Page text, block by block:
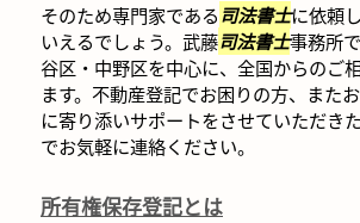
そのため専門家である司法書士に依頼
いえるでしょう。武藤司法書士事務所
谷区・中野区を中心に、全国からのご
ます。不動産登記でお困りの方、また
に寄り添いサポートをさせていただき
でお気軽に連絡ください。
所有権保存登記とは